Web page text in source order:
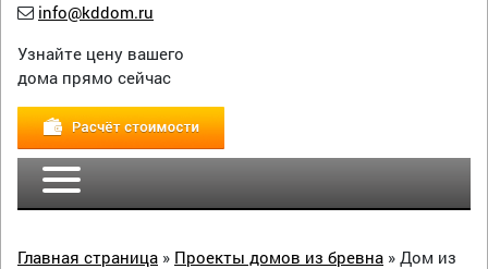
info@kddom.ru
Узнайте цену вашего
дома прямо сейчас
Главная страница » Проекты домов из бревна » Дом из